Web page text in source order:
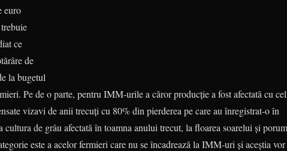
euro
ce
de
la bugetul
Pe de o parte, pentru IMM-urile a căror producţie a fost afectată cu cel
vizavi de anii trecuţi cu 80% din pierderea pe care au înregistrat-o în
cultura de grâu afectată în toamna anului trecut, la floarea soarelui şi
este a acelor fermieri care nu se încadrează la IMM-uri şi aceştia vor